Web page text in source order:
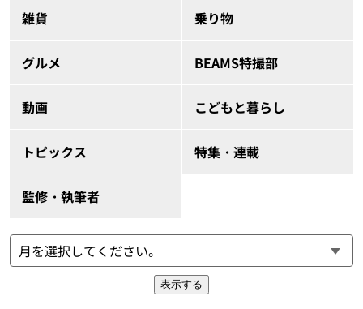
雑貨 乗り物
グルメ BEAMS特撮部
動画 こどもと暮らし
トピックス 特集・連載
監修・執筆者
表示する